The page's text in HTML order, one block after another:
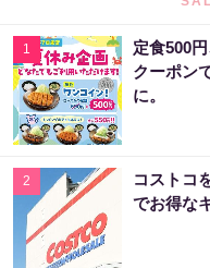
1
定食500
クーポン
に。
2
コストコ
でお得な